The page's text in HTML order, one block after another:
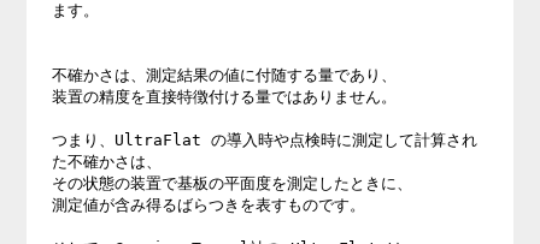
ます。
不確かさは、測定結果の値に付随する量であり、
装置の精度を直接特徴付ける量ではありません。
つまり、UltraFlat の導入時や点検時に測定して計算され
た不確かさは、
その状態の装置で基板の平面度を測定したときに、
測定値が含み得るばらつきを表すものです。